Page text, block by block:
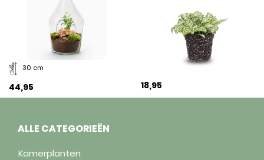
30 cm
44,95 18,95
ALLE CATEGORIEËN
Kamerplanten